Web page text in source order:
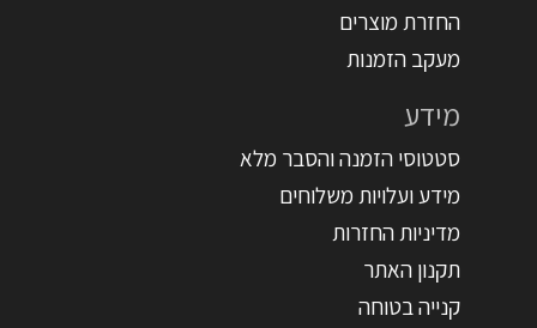
החזרת מוצרים
מעקב הזמנות
מידע
סטטוסי הזמנה והסבר מלא
מידע ועלויות משלוחים
מדיניות החזרות
תקנון האתר
קנייה בטוחה